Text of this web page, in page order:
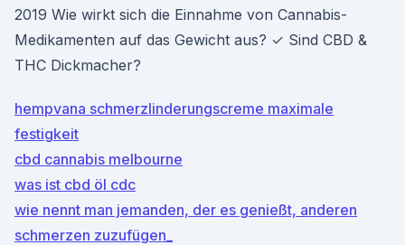
2019 Wie wirkt sich die Einnahme von Cannabis-
Medikamenten auf das Gewicht aus? ✓ Sind CBD &
THC Dickmacher?
hempvana schmerzlinderungscreme maximale
festigkeit
cbd cannabis melbourne
was ist cbd öl cdc
wie nennt man jemanden, der es genießt, anderen
schmerzen zuzufügen_